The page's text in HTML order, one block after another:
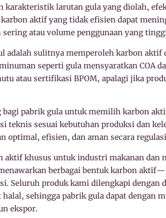
karakteristik larutan gula yang diolah,
aktif yang tidak efisien dapat
atau volume penggunaan yang
adalah sulitnya memperoleh karbon aktif
seperti gula mensyaratkan COA
atau sertifikasi BPOM, apalagi jika
bagi pabrik gula untuk memilih karbon
teknis sesuai kebutuhan produksi dan
optimal, efisien, dan aman secara
aktif khusus untuk industri makanan
berbagai bentuk karbon
Seluruh produk kami dilengkapi dengan
halal, sehingga pabrik gula dapat dengan
ekspor.